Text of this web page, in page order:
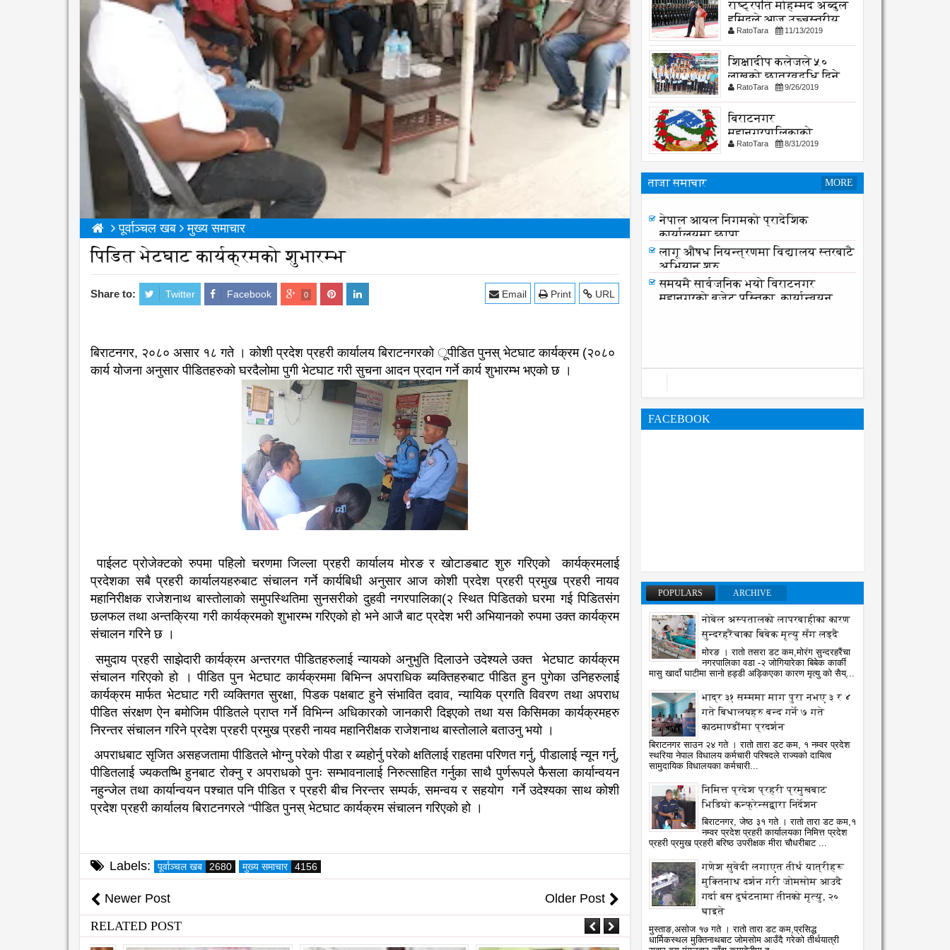
पूर्वाञ्चल खब मुख्य समाचार
पिडित भेटघाट कार्यक्रमको शुभारम्भ
Share to: Twitter Facebook 0 URL
Print
Email
बिराटनगर, २०८० असार १८ गते । कोशी प्रदेश प्रहरी कार्यालय बिराटनगरको ूपीडित पुनस् भेटघाट कार्यक्रम (२०८०
कार्य योजना अनुसार पीडितहरुको घरदैलोमा पुगी भेटघाट गरी सुचना आदन प्रदान गर्ने कार्य शुभारम्भ भएको छ ।
पाईलट प्रोजेक्टको रुपमा पहिलो चरणमा जिल्ला प्रहरी कार्यालय मोरङ र खोटाङबाट शुरु गरिएको कार्यक्रमलाई
प्रदेशका सबै प्रहरी कार्यालयहरुबाट संचालन गर्ने कार्यबिधी अनुसार आज कोशी प्रदेश प्रहरी प्रमुख प्रहरी नायव
महानिरीक्षक राजेशनाथ बास्तोलाको समुपस्थितिमा सुनसरीको दुहवी नगरपालिका(२ स्थित पिडितको घरमा गई पिडितसंग
छलफल तथा अन्तक्रिया गरी कार्यक्रमको शुभारम्भ गरिएको हो भने आजै बाट प्रदेश भरी अभियानको रुपमा उक्त कार्यक्रम
संचालन गरिने छ ।
समुदाय प्रहरी साझेदारी कार्यक्रम अन्तरगत पीडितहरुलाई न्यायको अनुभुति दिलाउने उदेश्यले उक्त भेटघाट कार्यक्रम
संचालन गरिएको हो । पीडित पुन भेटघाट कार्यक्रममा बिभिन्न अपराधिक ब्यक्तिहरुबाट पीडित हुन पुगेका उनिहरुलाई
कार्यक्रम मार्फत भेटघाट गरी व्यक्तिगत सुरक्षा, पिडक पक्षबाट हुने संभावित दवाव, न्यायिक प्रगति विवरण तथा अपराध
पीडित संरक्षण ऐन बमोजिम पीडितले प्राप्त गर्ने विभिन्न अधिकारको जानकारी दिइएको तथा यस किसिमका कार्यक्रमहरु
निरन्तर संचालन गरिने प्रदेश प्रहरी प्रमुख प्रहरी नायव महानिरीक्षक राजेशनाथ बास्तोलाले बताउनु भयो ।
अपराधबाट सृजित असहजतामा पीडितले भोग्नु परेको पीडा र ब्यहोर्नु परेको क्षतिलाई राहतमा परिणत गर्नु, पीडालाई न्यून गर्नु,
पीडितलाई ज्यकतष्भि हुनबाट रोक्नु र अपराधको पुनः सम्भावनालाई निरुत्साहित गर्नुका साथै पुर्णरूपले फैसला कार्यान्वयन
नहुन्जेल तथा कार्यान्वयन पश्चात पनि पीडित र प्रहरी बीच निरन्तर सम्पर्क, समन्वय र सहयोग गर्ने उदेश्यका साथ कोशी
प्रदेश प्रहरी कार्यालय बिराटनगरले “पीडित पुनस् भेटघाट कार्यक्रम संचालन गरिएको हो ।
Labels: पूर्वाञ्चल खब 2680 मुख्य समाचार 4156
Newer Post
Older Post
RELATED POST
राष्ट्रपति मोहम्मद अब्दुल
हमिदले आज उच्चस्तरीय
भेटवार्ता गर्नु हुदै,
RatoTara 11/13/2019
शिक्षादीप कलेजले ५०
लाखको छात्रवृद्धि दिने
घोषणा
RatoTara 9/26/2019
बिराटनगर
महानगरपालिकाको
सार्वजनिक -सुचना
RatoTara 8/31/2019
ताजा समाचार MORE
कार्यालयमा छापा
नेपाल आयल निगमको प्रादेशिक
कार्यालयमा छापा
लागू औषध नियन्त्रणमा विद्यालय स्तरबाटै
अभियान शुरु
समयमै सार्वजनिक भयो विराटनगर
FACEBOOK
POPULARS ARCHIVE
नोबेल अस्पतालको लापरबाहीका कारण
सुन्दरहरैंचाका बिबेक मृत्यु सँग लड्दै
मोरङ । रातो तसरा डट कम,मोरंग सुन्दरहरैंचा
नगरपालिका वडा -२ जोगियारेका बिबेक कार्की
मासु खादाँ घाटीमा सानो हड्डी अड्किएका कारण मृत्यु को सैय्...
भाद्र ३१ सम्ममा माग पुरा नभए ३ र ४
गते बिधालयहरु बन्द गर्ने ७ गते
काठमाण्डौंमा प्रदर्शन
बिराटनगर साउन २४ गते । रातो तारा डट कम, १ नम्वर प्रदेश
स्थरिया नेपाल विधालय कर्मचारी परिषदले राज्यको दायित्व
सामुदायिक विधालयका कर्मचारी...
निमित्त प्रदेश प्रहरी प्रमुखबाट
भिडियो कन्फ्रेन्सद्वारा निर्देशन
बिराटनगर, जेष्ठ ३१ गते । रातो तारा डट कम,१
नम्वर प्रदेश प्रहरी कार्यालयका निमित्त प्रदेश
प्रहरी प्रमुख प्रहरी बरिष्ठ उपरीक्षक मीरा चौधरीबाट ...
गणेश सुवेदी लगाएत तीर्थ यात्रीहरू
मुक्तिनाथ दर्शन गरी जोमसोम आउदै
गर्दा बस दुर्घटनामा तीनको मृत्यु, २०
घाइते
मुस्ताङ,असोज १७ गते । रातो तारा डट कम,प्रसिद्ध
धार्मिकस्थल मुक्तिनाथबाट जोमसोम आउँदै गरेको तीर्थयात्री